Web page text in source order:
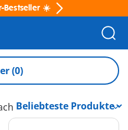
Bestseller ☀️
(0)